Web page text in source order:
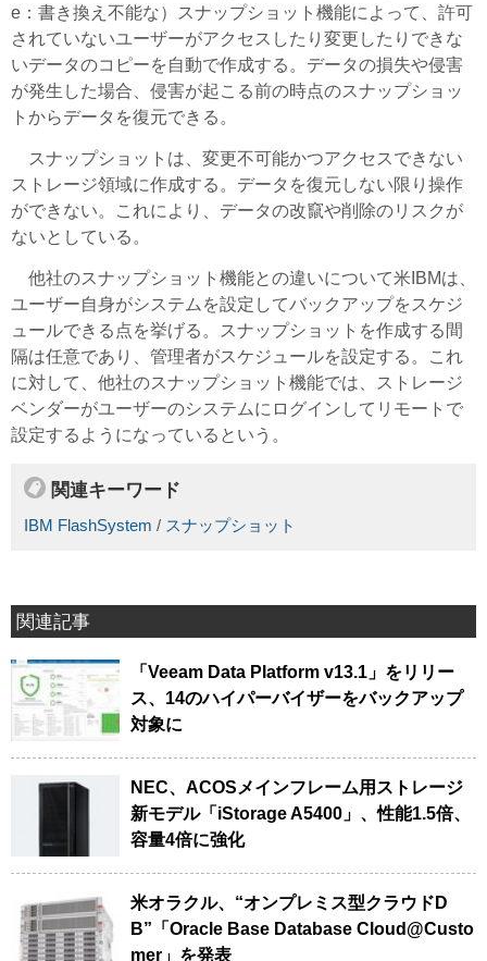
e：書き換え不能な）スナップショット機能によって、許可
されていないユーザーがアクセスしたり変更したりできな
いデータのコピーを自動で作成する。データの損失や侵害
が発生した場合、侵害が起こる前の時点のスナップショッ
トからデータを復元できる。
スナップショットは、変更不可能かつアクセスできない
ストレージ領域に作成する。データを復元しない限り操作
ができない。これにより、データの改竄や削除のリスクが
ないとしている。
他社のスナップショット機能との違いについて米IBMは、
ユーザー自身がシステムを設定してバックアップをスケジ
ュールできる点を挙げる。スナップショットを作成する間
隔は任意であり、管理者がスケジュールを設定する。これ
に対して、他社のスナップショット機能では、ストレージ
ベンダーがユーザーのシステムにログインしてリモートで
設定するようになっているという。
関連キーワード
IBM FlashSystem / スナップショット
関連記事
「Veeam Data Platform v13.1」をリリー
ス、14のハイパーバイザーをバックアップ
対象に
NEC、ACOSメインフレーム用ストレージ
新モデル「iStorage A5400」、性能1.5倍、
容量4倍に強化
米オラクル、“オンプレミス型クラウドD
B”「Oracle Base Database Cloud@Custo
mer」を発表